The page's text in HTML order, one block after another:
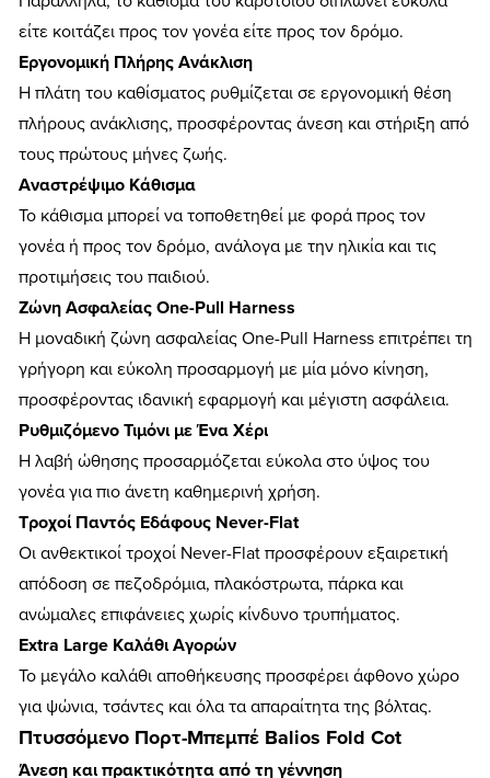
είτε κοιτάζει προς τον γονέα είτε προς τον δρόμο.
Εργονομική Πλήρης Ανάκλιση
Η πλάτη του καθίσματος ρυθμίζεται σε εργονομική θέση
πλήρους ανάκλισης, προσφέροντας άνεση και στήριξη από
τους πρώτους μήνες ζωής.
Αναστρέψιμο Κάθισμα
Το κάθισμα μπορεί να τοποθετηθεί με φορά προς τον
γονέα ή προς τον δρόμο, ανάλογα με την ηλικία και τις
προτιμήσεις του παιδιού.
Ζώνη Ασφαλείας One-Pull Harness
Η μοναδική ζώνη ασφαλείας One-Pull Harness επιτρέπει τη
γρήγορη και εύκολη προσαρμογή με μία μόνο κίνηση,
προσφέροντας ιδανική εφαρμογή και μέγιστη ασφάλεια.
Ρυθμιζόμενο Τιμόνι με Ένα Χέρι
Η λαβή ώθησης προσαρμόζεται εύκολα στο ύψος του
γονέα για πιο άνετη καθημερινή χρήση.
Τροχοί Παντός Εδάφους Never-Flat
Οι ανθεκτικοί τροχοί Never-Flat προσφέρουν εξαιρετική
απόδοση σε πεζοδρόμια, πλακόστρωτα, πάρκα και
ανώμαλες επιφάνειες χωρίς κίνδυνο τρυπήματος.
Extra Large Καλάθι Αγορών
Το μεγάλο καλάθι αποθήκευσης προσφέρει άφθονο χώρο
για ψώνια, τσάντες και όλα τα απαραίτητα της βόλτας.
Πτυσσόμενο Πορτ-Μπεμπέ Balios Fold Cot
Άνεση και πρακτικότητα από τη γέννηση